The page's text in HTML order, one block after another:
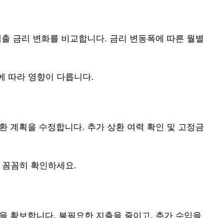
금리 변화를 비교합니다. 금리 변동폭에 따른 월별
따라 영향이 다릅니다.
계획을 수정합니다. 추가 상환 여력 확인 및 고정금
꼼히 확인하세요.
확보합니다. 불필요한 지출을 줄이고, 추가 수입을